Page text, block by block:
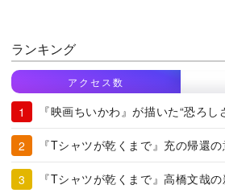
ランキング
アクセス数
『映画ちいかわ』が描いた“恐ろし
『Tシャツが乾くまで』充の帰還
『Tシャツが乾くまで』高橋文哉